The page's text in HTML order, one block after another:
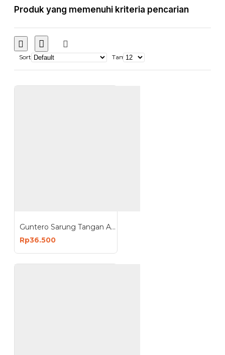
Produk yang memenuhi kriteria pencarian
Sort Tampilkan:
Guntero Sarung Tangan Anti Potong Hand Gloves Cut Resistant
Rp36.500